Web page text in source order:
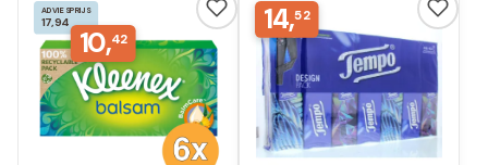
ADVIESPRIJS
17,94
10,42
14,52